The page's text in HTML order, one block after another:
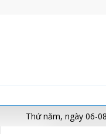
Thứ năm, ngày 06-